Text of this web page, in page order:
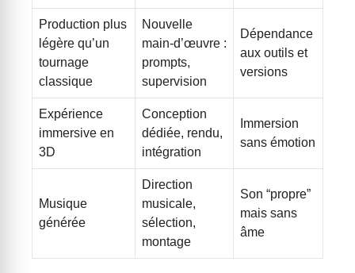
Production plus
légère qu’un
tournage
classique
Nouvelle
main-d’œuvre :
prompts,
supervision
Dépendance
aux outils et
versions
Expérience
immersive en
3D
Conception
dédiée, rendu,
intégration
Immersion
sans émotion
Musique
générée
Direction
musicale,
sélection,
montage
Son “propre”
mais sans
âme